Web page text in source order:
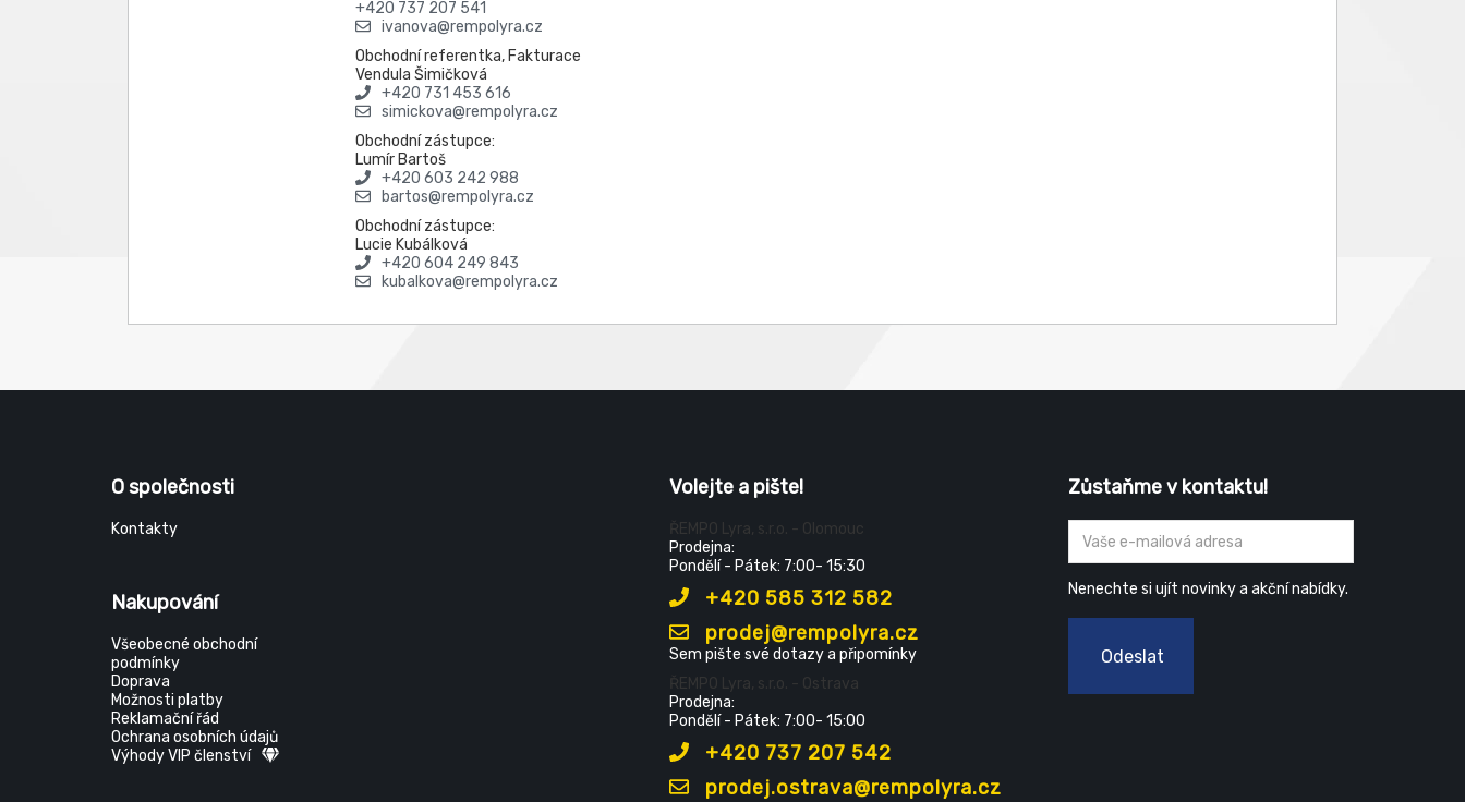
+420 737 207 541
ivanova@rempolyra.cz
Obchodní referentka, Fakturace
Vendula Šimičková
+420 731 453 616
simickova@rempolyra.cz
Obchodní zástupce:
Lumír Bartoš
+420 603 242 988
bartos@rempolyra.cz
Obchodní zástupce:
Lucie Kubálková
+420 604 249 843
kubalkova@rempolyra.cz
O společnosti
Kontakty
Nakupování
Všeobecné obchodní
podmínky
Doprava
Možnosti platby
Reklamační řád
Ochrana osobních údajů
Výhody VIP členství
Volejte a pište!
ŘEMPO Lyra, s.r.o. - Olomouc
Prodejna:
Pondělí - Pátek: 7:00- 15:30
+420 585 312 582
prodej@rempolyra.cz
Sem pište své dotazy a připomínky
ŘEMPO Lyra, s.r.o. - Ostrava
Prodejna:
Pondělí - Pátek: 7:00- 15:00
+420 737 207 542
prodej.ostrava@rempolyra.cz
Zůstaňme v kontaktu!
Nenechte si ujít novinky a akční nabídky.
Odeslat